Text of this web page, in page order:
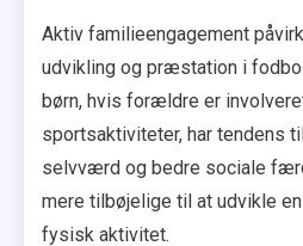
Aktiv familieengagement
udvikling og præstation i
børn, hvis forældre er
sportsaktiviteter, har tendens
selvværd og bedre sociale
mere tilbøjelige til at udvikle
fysisk aktivitet.